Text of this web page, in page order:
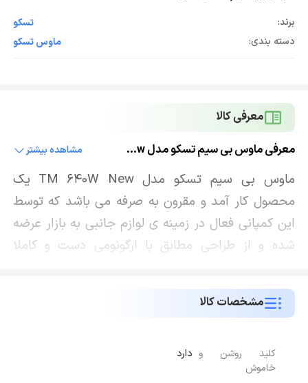
برند:
تسکو
دسته بندی:
ماوس تسکو
معرفی کالا
معرفی ماوس بی سیم تسکو مدل TM 640W New
مشاهده بیشتر
ماوس بی سیم تسکو مدل TM 640W New یک
محصول کار آمد و مقرون به صرفه می باشد که توسط
این کمپانی فعال در زمینه ی لوازم جانبی به بازار عرضه
شده و از طراحی مطابق با ارگونومی دست و کاملا
می دهد تا با هر دو دست بتواند ازکار با آن لذت ببرد؛
بدین ترتیب برای استفاده در طولانی مدت بسیار
نخواهید کرد. ابعاد در نظر گرفته شده برای آن در حدود
مشخصات کالا
کلید روشن و
خاموش
دارد